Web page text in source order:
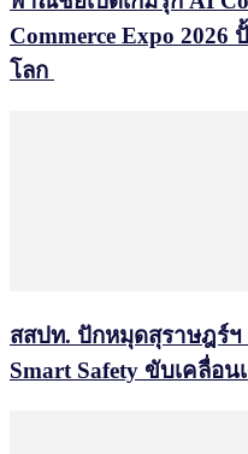
Commerce Expo
โลก
สสปท. ปักหมุดสุราษฎร์ฯ
Smart Safety ขับเคลื่อ